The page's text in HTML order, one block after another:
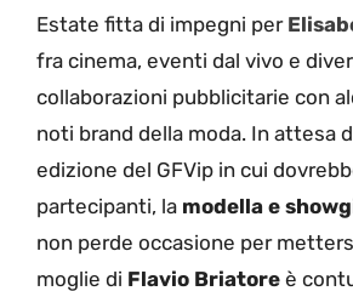
Estate fitta di impegni per
fra cinema, eventi dal vivo e
collaborazioni pubblicitarie con
noti brand della moda. In attesa
edizione del GFVip in cui
partecipanti, la modella e
non perde occasione per
moglie di Flavio Briatore è